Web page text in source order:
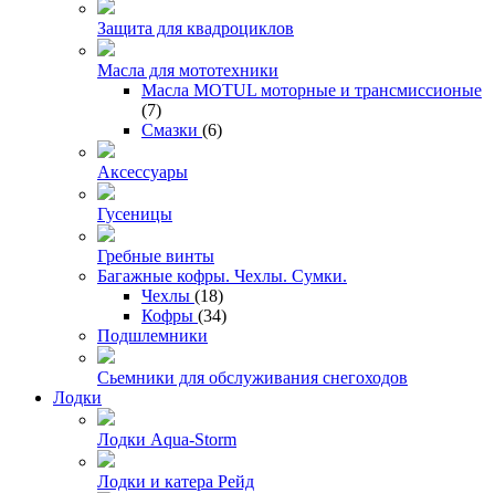
Защита для квадроциклов
Масла для мототехники
Масла MOTUL моторные и трансмиссионые
(7)
Смазки (6)
Аксессуары
Гусеницы
Гребные винты
Багажные кофры. Чехлы. Сумки.
Чехлы (18)
Кофры (34)
Подшлемники
Сьемники для обслуживания снегоходов
Лодки
Лодки Aqua-Storm
Лодки и катера Рейд